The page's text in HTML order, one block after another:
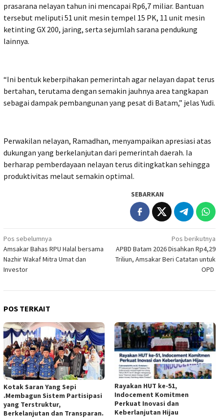
prasarana nelayan tahun ini mencapai Rp6,7 miliar. Bantuan
tersebut meliputi 51 unit mesin tempel 15 PK, 11 unit mesin
ketinting GX 200, jaring, serta sejumlah sarana pendukung
lainnya.
“Ini bentuk keberpihakan pemerintah agar nelayan dapat terus
bertahan, terutama dengan semakin jauhnya area tangkapan
sebagai dampak pembangunan yang pesat di Batam,” jelas Yudi.
Perwakilan nelayan, Ramadhan, menyampaikan apresiasi atas
dukungan yang berkelanjutan dari pemerintah daerah. Ia
berharap pemberdayaan nelayan terus ditingkatkan sehingga
produktivitas melaut semakin optimal.
SEBARKAN
Navigasi
pos
Pos sebelumnya
Amsakar Bahas RPU Halal bersama
Nazhir Wakaf Mitra Umat dan
Investor
Pos berikutnya
APBD Batam 2026 Disahkan Rp4,29
Triliun, Amsakar Beri Catatan untuk
OPD
POS TERKAIT
Kotak Saran Yang Sepi
.Membagun Sistem Partisipasi
yang Terstruktur,
Berkelanjutan dan Transparan.
Rayakan HUT ke-51,
Indocement Komitmen
Perkuat Inovasi dan
Keberlanjutan Hijau